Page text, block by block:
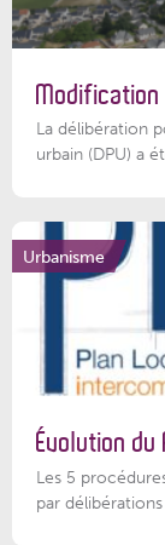
Modification
La délibération
urbain (DPU) a
Urbanisme
Évolution du
Les 5
par